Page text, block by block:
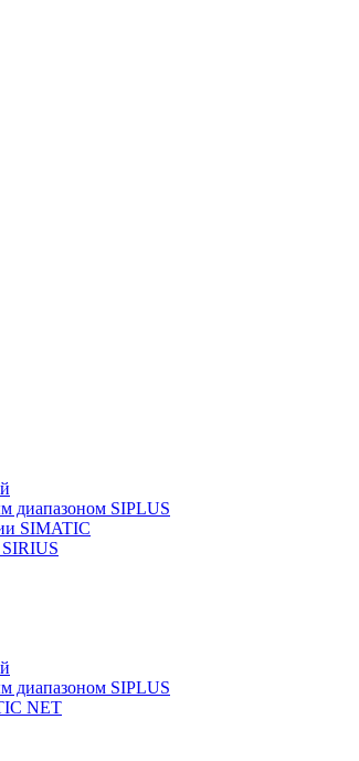
диапазоном SIPLUS
SIMATIC
диапазоном SIPLUS
NET